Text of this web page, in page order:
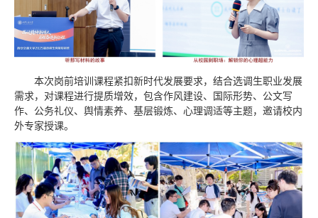
本次岗前培训课程紧扣新时代发展要求，结合选调生职业发展
需求，对课程进行提质增效，包含作风建设、国际形势、公文写
作、公务礼仪、舆情素养、基层锻炼、心理调适等主题，邀请校内
外专家授课。